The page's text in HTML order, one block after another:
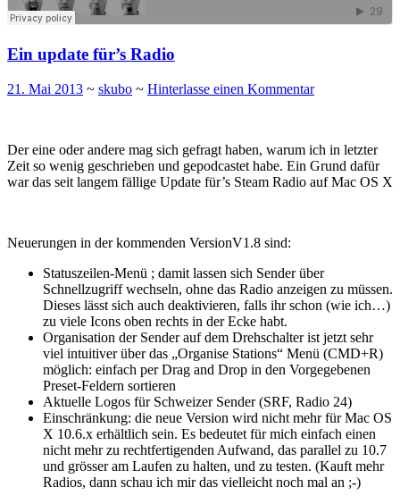
Ein update für’s Radio
21. Mai 2013 ~ skubo ~ Hinterlasse einen Kommentar
Der eine oder andere mag sich gefragt haben, warum ich in letzter
Zeit so wenig geschrieben und gepodcastet habe. Ein Grund dafür
war das seit langem fällige Update für’s Steam Radio auf Mac OS X
Neuerungen in der kommenden VersionV1.8 sind:
Statuszeilen-Menü ; damit lassen sich Sender über
Schnellzugriff wechseln, ohne das Radio anzeigen zu müssen.
Dieses lässt sich auch deaktivieren, falls ihr schon (wie ich…)
zu viele Icons oben rechts in der Ecke habt.
Organisation der Sender auf dem Drehschalter ist jetzt sehr
viel intuitiver über das „Organise Stations“ Menü (CMD+R)
möglich: einfach per Drag and Drop in den Vorgegebenen
Preset-Feldern sortieren
Aktuelle Logos für Schweizer Sender (SRF, Radio 24)
Einschränkung: die neue Version wird nicht mehr für Mac OS
X 10.6.x erhältlich sein. Es bedeutet für mich einfach einen
nicht mehr zu rechtfertigenden Aufwand, das parallel zu 10.7
und grösser am Laufen zu halten, und zu testen. (Kauft mehr
Radios, dann schau ich mir das vielleicht noch mal an ;-)